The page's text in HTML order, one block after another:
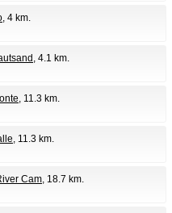
, 4 km.
, 4.1 km.
, 11.3 km.
, 11.3 km.
Cam, 18.7 km.